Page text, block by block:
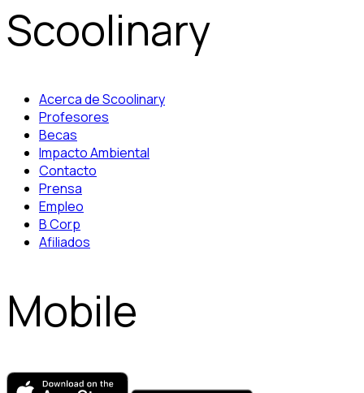
Scoolinary
Acerca de Scoolinary
Profesores
Becas
Impacto Ambiental
Contacto
Prensa
Empleo
B Corp
Afiliados
Mobile